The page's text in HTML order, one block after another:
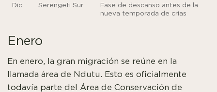
Dic Serengeti Sur
Fase de descanso antes de la
nueva temporada de crías
Enero
En enero, la gran migración se reúne en la
llamada área de Ndutu. Esto es oficialmente
todavía parte del Área de Conservación de